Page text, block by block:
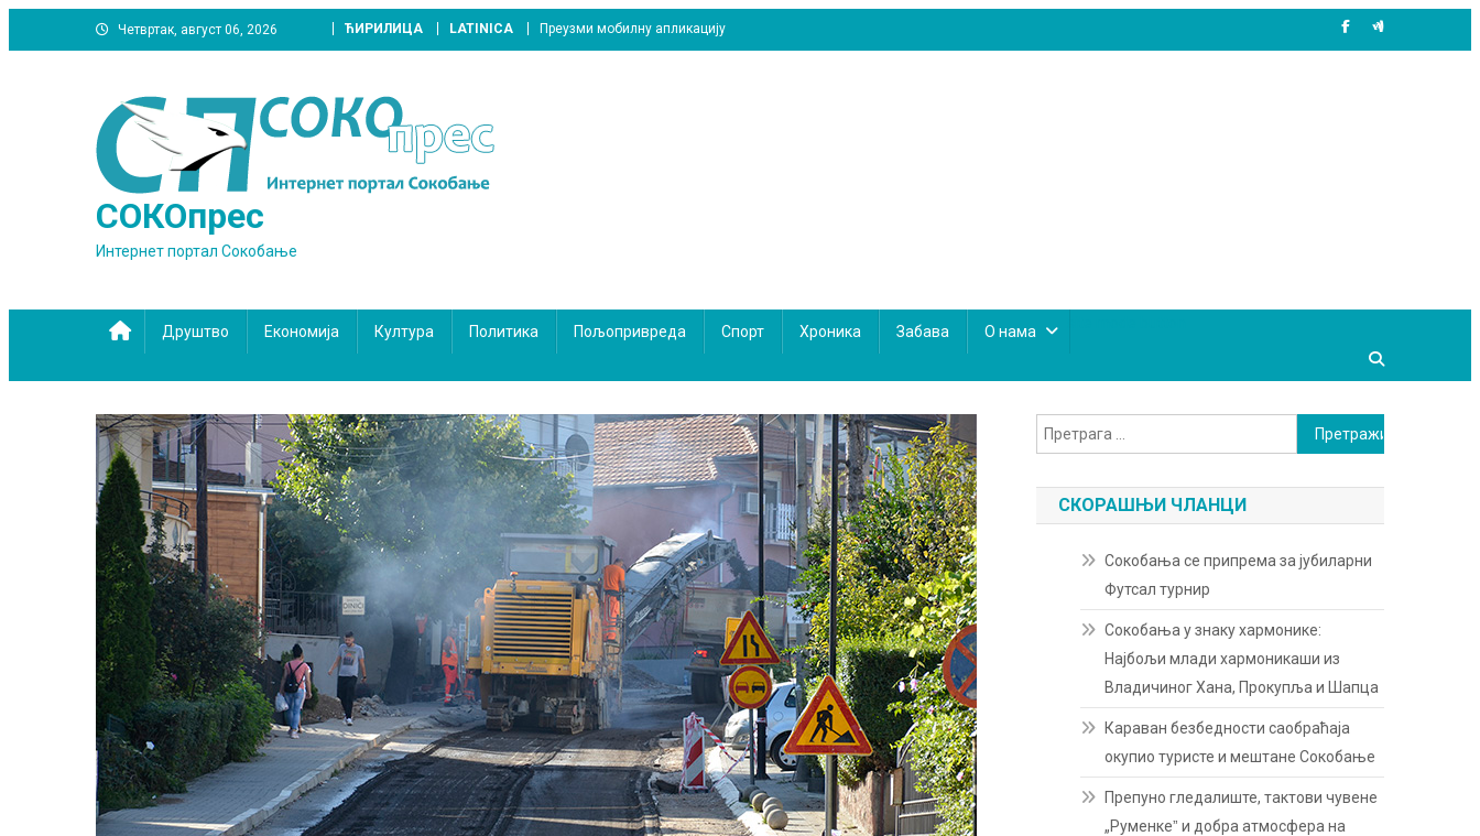
to
Четвртак, август 06, 2026 ЋИРИЛИЦА LATINICA Преузми мобилну апликацију
СОКОпрес
Интернет портал Сокобање
Друштво Економија Култура Политика Пољопривреда Спорт Хроника Забава О нама
Претрага
за:
СКОРАШЊИ ЧЛАНЦИ
Сокобања се припрема за јубиларни
Футсал турнир
Сокобања у знаку хармонике:
Најбољи млади хармоникаши из
Владичиног Хана, Прокупља и Шапца
Караван безбедности саобраћаја
окупио туристе и мештане Сокобање
Препуно гледалиште, тактови чувене
„Руменкеˮ и добра атмосфера на